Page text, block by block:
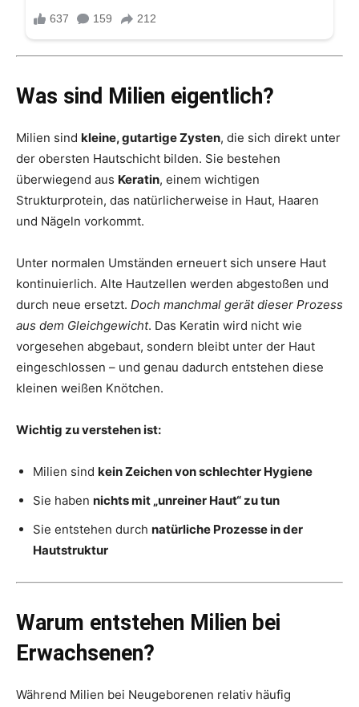
Was sind Milien eigentlich?
Milien sind kleine, gutartige Zysten, die sich direkt unter
der obersten Hautschicht bilden. Sie bestehen
überwiegend aus Keratin, einem wichtigen
Strukturprotein, das natürlicherweise in Haut, Haaren
und Nägeln vorkommt.
Unter normalen Umständen erneuert sich unsere Haut
kontinuierlich. Alte Hautzellen werden abgestoßen und
durch neue ersetzt. Doch manchmal gerät dieser Prozess
aus dem Gleichgewicht. Das Keratin wird nicht wie
vorgesehen abgebaut, sondern bleibt unter der Haut
eingeschlossen – und genau dadurch entstehen diese
kleinen weißen Knötchen.
Wichtig zu verstehen ist:
Milien sind kein Zeichen von schlechter Hygiene
Sie haben nichts mit „unreiner Haut“ zu tun
Sie entstehen durch natürliche Prozesse in der
Hautstruktur
Warum entstehen Milien bei
Erwachsenen?
Während Milien bei Neugeborenen relativ häufig